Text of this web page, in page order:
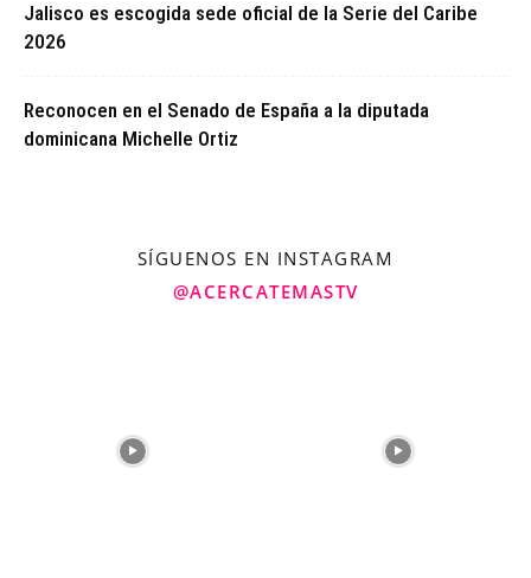
Jalisco es escogida sede oficial de la Serie del Caribe
2026
Reconocen en el Senado de España a la diputada
dominicana Michelle Ortiz
SÍGUENOS EN INSTAGRAM
@ACERCATEMASTV